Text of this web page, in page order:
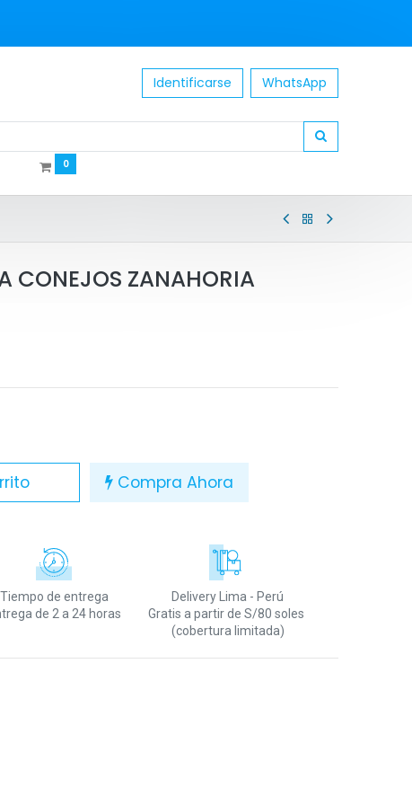
Identificarse WhatsApp
0
CONEJOS ZANAHORIA
Compra Ahora
Tiempo de entrega
de 2 a 24 horas
Delivery Lima - Perú
Gratis a partir de S/80 soles
(cobertura limitada)